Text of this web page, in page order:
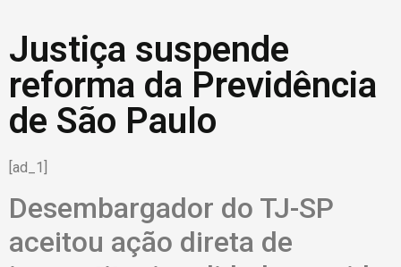
Justiça suspende
reforma da Previdência
de São Paulo
[ad_1]
Desembargador do TJ-SP
aceitou ação direta de